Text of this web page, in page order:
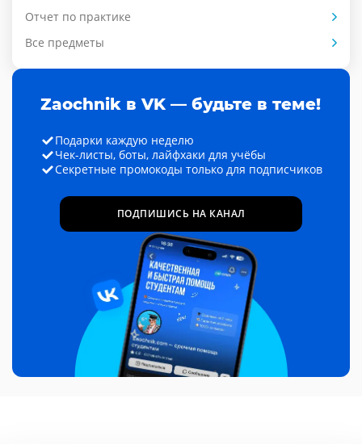
Отчет по практике
Все предметы
Zaochnik в VK — будьте в теме!
Подарки каждую неделю
Чек-листы, боты, лайфхаки для учёбы
Секретные промокоды только для подписчиков
ПОДПИШИСЬ НА КАНАЛ